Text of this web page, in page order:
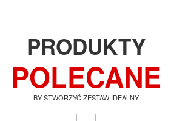
PRODUKTY
POLECANE
BY STWORZYĆ ZESTAW IDEALNY